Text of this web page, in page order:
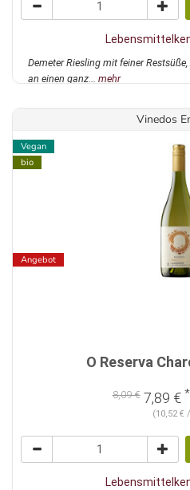
Demeter Riesling mit feiner
an einen ganz... mehr
Vinedos
Vegan
bio
Angebot
O Reserva
8,09 €7,89 € *
(10,52 €